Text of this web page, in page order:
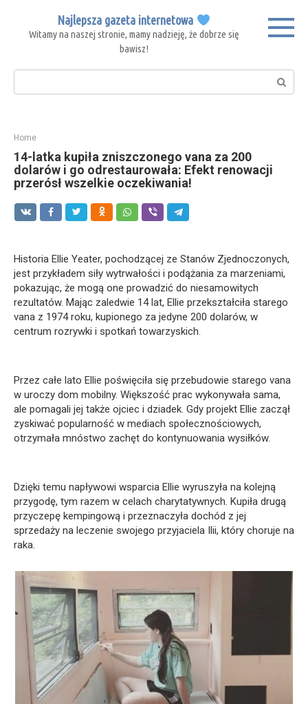
content
Najlepsza gazeta internetowa
Witamy na naszej stronie, mamy nadzieję, że dobrze się
bawisz!
Search:
Home
14-latka kupiła zniszczonego vana za 200
dolarów i go odrestaurowała: Efekt renowacji
przerósł wszelkie oczekiwania!
Historia Ellie Yeater, pochodzącej ze Stanów Zjednoczonych,
jest przykładem siły wytrwałości i podążania za marzeniami,
pokazując, że mogą one prowadzić do niesamowitych
rezultatów. Mając zaledwie 14 lat, Ellie przekształciła starego
vana z 1974 roku, kupionego za jedyne 200 dolarów, w
centrum rozrywki i spotkań towarzyskich.
Przez całe lato Ellie poświęciła się przebudowie starego vana
w uroczy dom mobilny. Większość prac wykonywała sama,
ale pomagali jej także ojciec i dziadek. Gdy projekt Ellie zaczął
zyskiwać popularność w mediach społecznościowych,
otrzymała mnóstwo zachęt do kontynuowania wysiłków.
Dzięki temu napływowi wsparcia Ellie wyruszyła na kolejną
przygodę, tym razem w celach charytatywnych. Kupiła drugą
przyczepę kempingową i przeznaczyła dochód z jej
sprzedaży na leczenie swojego przyjaciela Ilii, który choruje na
raka.